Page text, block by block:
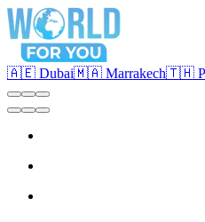
🇦🇪 Dubai🇲🇦 Marrakech🇹🇭